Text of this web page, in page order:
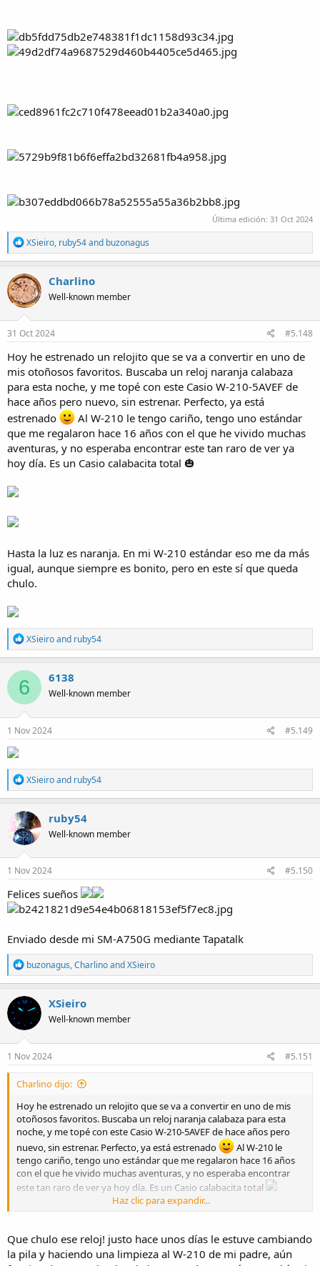
Última edición: 31 Oct 2024
R
e
a
c
t
i
o
n
s
XSieiro, ruby54and buzonagus
Charlino
Well-known member
31 Oct 2024 #5.148
Hoy he estrenado un relojito que se va a convertir en uno de
mis otoñosos favoritos. Buscaba un reloj naranja calabaza
para esta noche, y me topé con este Casio W-210-5AVEF de
hace años pero nuevo, sin estrenar. Perfecto, ya está
estrenado
Al W-210 le tengo cariño, tengo uno estándar
que me regalaron hace 16 años con el que he vivido muchas
aventuras, y no esperaba encontrar este tan raro de ver ya
hoy día. Es un Casio calabacita total 🎃
Hasta la luz es naranja. En mi W-210 estándar eso me da más
igual, aunque siempre es bonito, pero en este sí que queda
chulo.
R
e
a
c
t
i
o
n
s
XSieiroand ruby54
6 6138
Well-known member
1 Nov 2024 #5.149
R
e
a
c
t
i
o
n
s
XSieiroand ruby54
ruby54
Well-known member
1 Nov 2024 #5.150
Felices sueños
Enviado desde mi SM-A750G mediante Tapatalk
R
e
a
c
t
o
n
s
buzonagus,CharlinoandXSieiro
XSieiro
Well-known member
1 Nov 2024 #5.151
Charlino dijo:
Hoy he estrenado un relojito que se va a convertir en uno de mis
otoñosos favoritos. Buscaba un reloj naranja calabaza para esta
noche, y me topé con este Casio W-210-5AVEF de hace años pero
nuevo, sin estrenar. Perfecto, ya está estrenado
Al W-210 le
tengo cariño, tengo uno estándar que me regalaron hace 16 años
con el que he vivido muchas aventuras, y no esperaba encontrar
este tan raro de ver ya hoy día. Es un Casio calabacita total
Haz clic para expandir...
Que chulo ese reloj! justo hace unos días le estuve cambiando
la pila y haciendo una limpieza al W-210 de mi padre, aún